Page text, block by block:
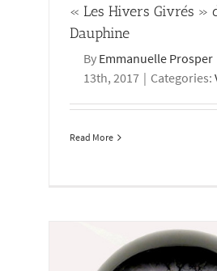
« Les Hivers Givrés »
Dauphine
By Emmanuelle Prosper
13th, 2017 | Categories:
Read More